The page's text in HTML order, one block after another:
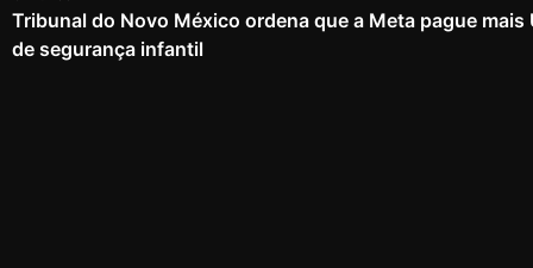
Tribunal do Novo México ordena que a Meta pague mais
de segurança infantil